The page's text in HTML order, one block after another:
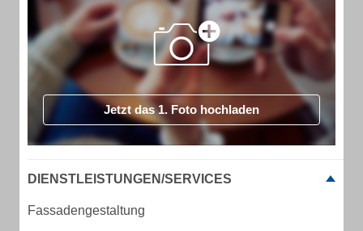
Jetzt das 1. Foto hochladen
DIENSTLEISTUNGEN/SERVICES
Fassadengestaltung